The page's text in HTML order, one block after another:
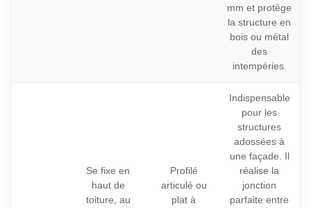
mm et protège
la structure en
bois ou métal
des
intempéries.
Se fixe en
haut de
toiture, au
Profilé
articulé ou
plat à
Indispensable
pour les
structures
adossées à
une façade. Il
réalise la
jonction
parfaite entre